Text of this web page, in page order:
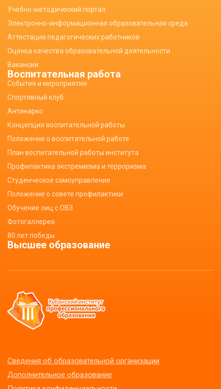
Учебно-методический портал
Электронно-информационная образовательная среда
Аттестация педагогических работников
Оценка качества образовательной деятельности
Вакансии
Воспитательная работа
События и мероприятия
Спортивный клуб
Антинарко
Концепция воспитательной работы
Положение о воспитательной работе
План воспитательной работы института
Профилактика экстремизма и терроризма
Студенческое самоуправление
Положение о совете профилактики
Обучение лиц с ОВЗ
Фотогаллерея
80 лет победы
Высшее образование
Сведения об образовательной организации
Дополнительное образование